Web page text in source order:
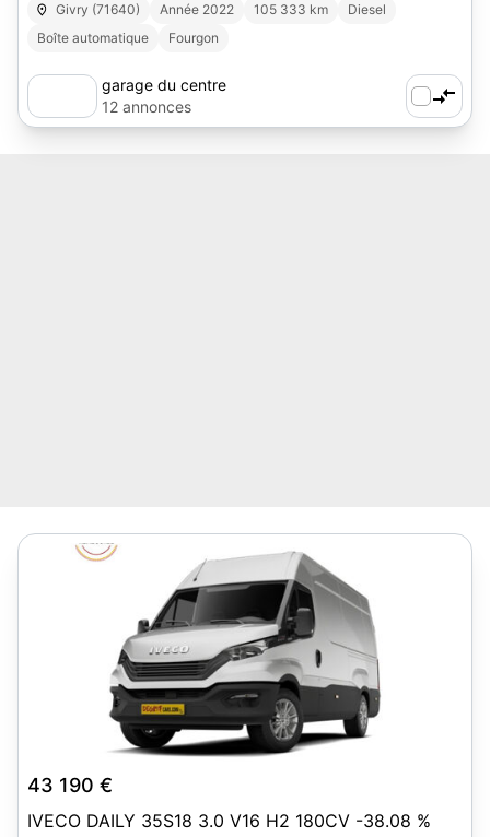
Givry (71640) Année 2022 105 333 km
Diesel
Boîte automatique
Fourgon
garage du centre
12 annonces
43 190 €
IVECO DAILY 35S18 3.0 V16 H2 180CV -38.08 %